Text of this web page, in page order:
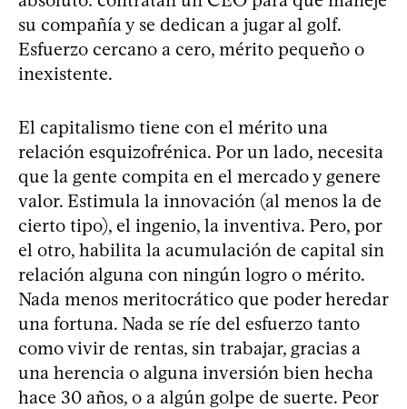
su compañía y se dedican a jugar al golf.
Esfuerzo cercano a cero, mérito pequeño o
inexistente.
El capitalismo tiene con el mérito una
relación esquizofrénica. Por un lado, necesita
que la gente compita en el mercado y genere
valor. Estimula la innovación (al menos la de
cierto tipo), el ingenio, la inventiva. Pero, por
el otro, habilita la acumulación de capital sin
relación alguna con ningún logro o mérito.
Nada menos meritocrático que poder heredar
una fortuna. Nada se ríe del esfuerzo tanto
como vivir de rentas, sin trabajar, gracias a
una herencia o alguna inversión bien hecha
hace 30 años, o a algún golpe de suerte. Peor